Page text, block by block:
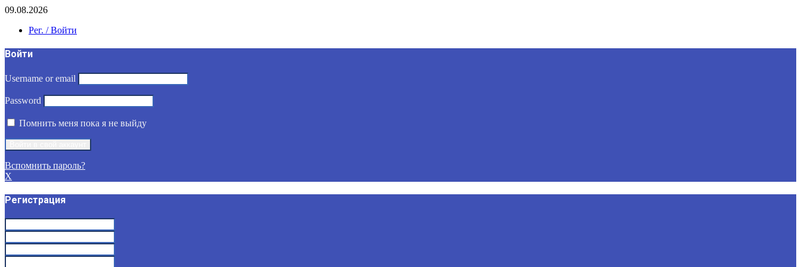
09.08.2026
Рег. / Войти
Войти
Username or email
Password
Помнить меня пока я не выйду
Вспомнить пароль?
X
Регистрация